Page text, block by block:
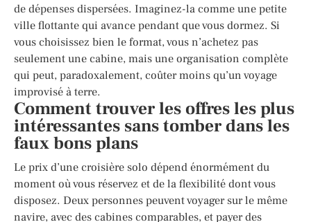
de dépenses dispersées. Imaginez-la comme une petite
ville flottante qui avance pendant que vous dormez. Si
vous choisissez bien le format, vous n’achetez pas
seulement une cabine, mais une organisation complète
qui peut, paradoxalement, coûter moins qu’un voyage
improvisé à terre.
Comment trouver les offres les plus
intéressantes sans tomber dans les
faux bons plans
Le prix d’une croisière solo dépend énormément du
moment où vous réservez et de la flexibilité dont vous
disposez. Deux personnes peuvent voyager sur le même
navire, avec des cabines comparables, et payer des